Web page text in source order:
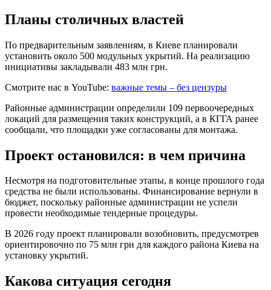
Планы столичных властей
По предварительным заявлениям, в Киеве планировали
установить около 500 модульных укрытий. На реализацию
инициативы закладывали 483 млн грн.
Смотрите нас в YouTube: важные темы – без цензуры
Районные администрации определили 109 первоочередных
локаций для размещения таких конструкций, а в КГГА ранее
сообщали, что площадки уже согласованы для монтажа.
Проект остановился: в чем причина
Несмотря на подготовительные этапы, в конце прошлого года
средства не были использованы. Финансирование вернули в
бюджет, поскольку районные администрации не успели
провести необходимые тендерные процедуры.
В 2026 году проект планировали возобновить, предусмотрев
ориентировочно по 75 млн грн для каждого района Киева на
установку укрытий.
Какова ситуация сегодня